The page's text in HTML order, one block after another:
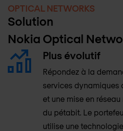
OPTICAL NETWORKS
Solution
Nokia Optical
Plus évolutif
Répondez à la
services dynamiques
et une mise en
du pétabit. Le
utilise une